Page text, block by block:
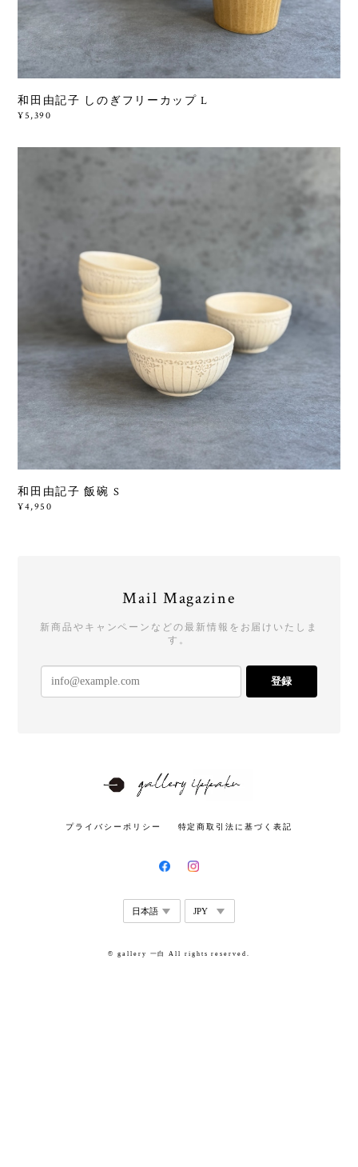
和田由記子 しのぎフリーカップ L
¥5,390
和田由記子 飯碗 S
¥4,950
Mail Magazine
新商品やキャンペーンなどの最新情報をお届けいたしま
す。
登録
プライバシーポリシー 特定商取引法に基づく表記
© gallery 一白 All rights reserved.